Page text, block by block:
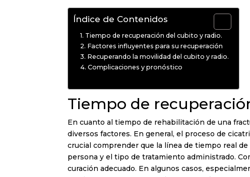
Índice de Contenidos
Tiempo de recuperación del cubito y radio.
Factores influyentes para su recuperación
Recuperando la movilidad del cubito y radio.
Complicaciones y pronóstico
Tiempo de
En cuanto al tiempo de rehabilitación de una
diversos factores. En general, el proceso de
crucial comprender que la línea de tiempo real
persona y el tipo de tratamiento administrado.
curación adecuado. En algunos casos,